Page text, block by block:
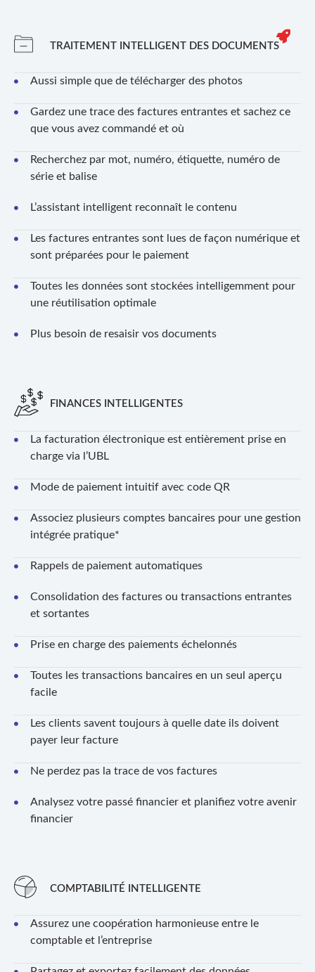
TRAITEMENT INTELLIGENT DES DOCUMENTS
Aussi simple que de télécharger des photos
Gardez une trace des factures entrantes et sachez ce
que vous avez commandé et où
Recherchez par mot, numéro, étiquette, numéro de
série et balise
L’assistant intelligent reconnaît le contenu
Les factures entrantes sont lues de façon numérique et
sont préparées pour le paiement
Toutes les données sont stockées intelligemment pour
une réutilisation optimale
Plus besoin de resaisir vos documents
FINANCES INTELLIGENTES
La facturation électronique est entièrement prise en
charge via l’UBL
Mode de paiement intuitif avec code QR
Associez plusieurs comptes bancaires pour une gestion
intégrée pratique*
Rappels de paiement automatiques
Consolidation des factures ou transactions entrantes
et sortantes
Prise en charge des paiements échelonnés
Toutes les transactions bancaires en un seul aperçu
facile
Les clients savent toujours à quelle date ils doivent
payer leur facture
Ne perdez pas la trace de vos factures
Analysez votre passé financier et planifiez votre avenir
financier
COMPTABILITÉ INTELLIGENTE
Assurez une coopération harmonieuse entre le
comptable et l’entreprise